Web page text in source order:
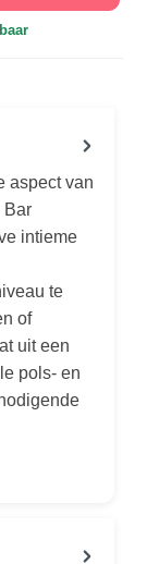
aspect van
Bar
intieme
te
of
uit een
pols- en